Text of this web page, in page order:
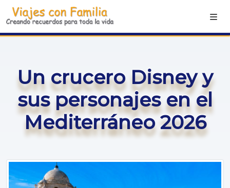
Un crucero Disney y
sus personajes en el
Mediterráneo 2026